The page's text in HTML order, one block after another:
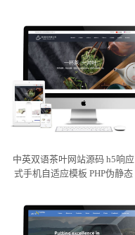
中英双语茶叶网站源码 h5响应
式手机自适应模板 PHP伪静态